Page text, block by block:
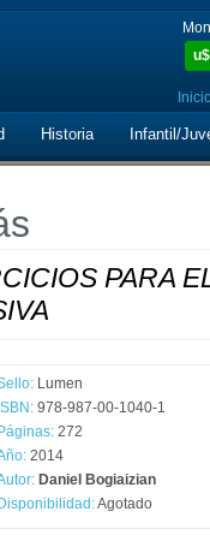
u$
Historia Infantil/
PARA
Lumen
ISBN: 978-987-00-1040-1
Páginas: 272
2014
Daniel Bogiaizian
Disponibilidad:Agotado